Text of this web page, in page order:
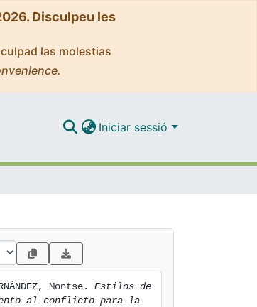
Disculpeu les
las molestias
Iniciar sessió
Montse. Estilos de
al conflicto para la